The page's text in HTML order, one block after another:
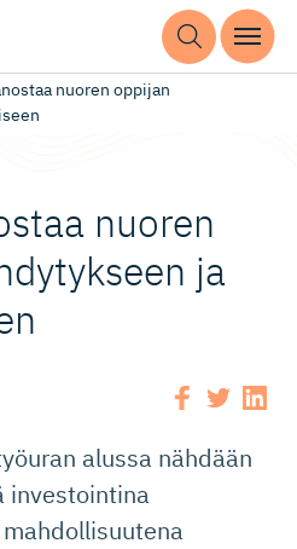
nuoren oppijan
nuoren
ja
alussa nähdään
investointina